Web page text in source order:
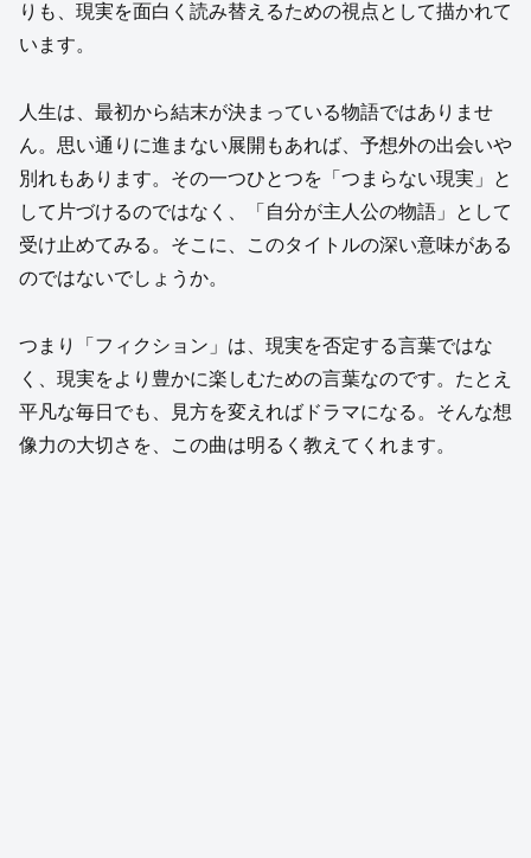
りも、現実を面白く読み替えるための視点として描かれて
います。
人生は、最初から結末が決まっている物語ではありませ
ん。思い通りに進まない展開もあれば、予想外の出会いや
別れもあります。その一つひとつを「つまらない現実」と
して片づけるのではなく、「自分が主人公の物語」として
受け止めてみる。そこに、このタイトルの深い意味がある
のではないでしょうか。
つまり「フィクション」は、現実を否定する言葉ではな
く、現実をより豊かに楽しむための言葉なのです。たとえ
平凡な毎日でも、見方を変えればドラマになる。そんな想
像力の大切さを、この曲は明るく教えてくれます。